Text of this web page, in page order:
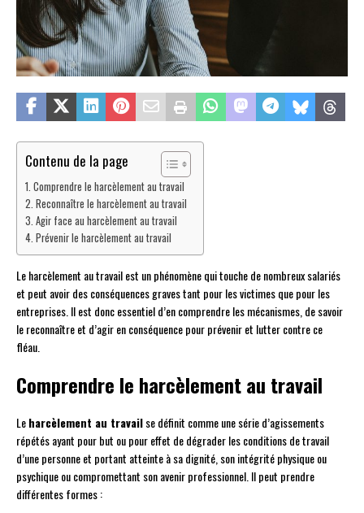
Contenu de la page
Comprendre le harcèlement au travail
Reconnaître le harcèlement au travail
Agir face au harcèlement au travail
Prévenir le harcèlement au travail
Le harcèlement au travail est un phénomène qui touche de nombreux salariés
et peut avoir des conséquences graves tant pour les victimes que pour les
entreprises. Il est donc essentiel d’en comprendre les mécanismes, de savoir
le reconnaître et d’agir en conséquence pour prévenir et lutter contre ce
fléau.
Comprendre le harcèlement au travail
Leharcèlement au travailse définit comme une série d’agissements
répétés ayant pour but ou pour effet de dégrader les conditions de travail
d’une personne et portant atteinte à sa dignité, son intégrité physique ou
psychique ou compromettant son avenir professionnel. Il peut prendre
différentes formes :